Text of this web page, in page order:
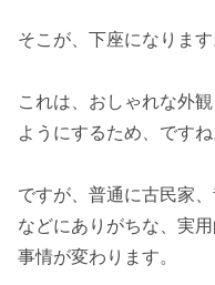
そこが、 下座になります
これは、おしゃれな外観
ようにするため、ですね
ですが、普通に古民家
などにありがちな、 実
事情が変わります。